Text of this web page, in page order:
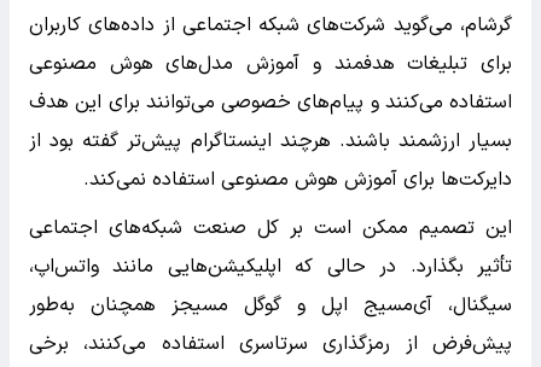
گرشام، می‌گوید شرکت‌های شبکه اجتماعی از داده‌های کاربران
برای تبلیغات هدفمند و آموزش مدل‌های هوش مصنوعی
استفاده می‌کنند و پیام‌های خصوصی می‌توانند برای این هدف
بسیار ارزشمند باشند. هرچند اینستاگرام پیش‌تر گفته بود از
دایرکت‌ها برای آموزش هوش مصنوعی استفاده نمی‌کند.
این تصمیم ممکن است بر کل صنعت شبکه‌های اجتماعی
تأثیر بگذارد. در حالی که اپلیکیشن‌هایی مانند واتس‌اپ،
سیگنال، آی‌مسیج اپل و گوگل مسیجز همچنان به‌طور
پیش‌فرض از رمزگذاری سرتاسری استفاده می‌کنند، برخی